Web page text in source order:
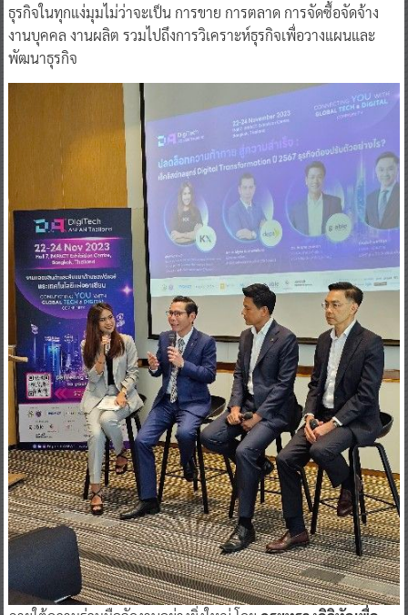
ธุรกิจในทุกแง่มุมไม่ว่าจะเป็น การขาย การตลาด การจัดซื้อจัดจ้าง
งานบุคคล งานผลิต รวมไปถึงการวิเคราะห์ธุรกิจเพื่อวางแผนและ
พัฒนาธุรกิจ